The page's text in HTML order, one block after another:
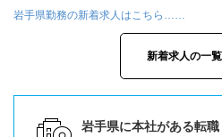
岩手県勤務の新着求人はこちら……
新着求人の一
岩手県に本社がある転